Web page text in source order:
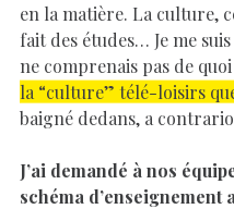
en la matière. La culture,
fait des études… Je me
ne comprenais pas de
la “culture” télé-loisirs
baigné dedans, a
J’ai demandé à nos
schéma d’enseignement